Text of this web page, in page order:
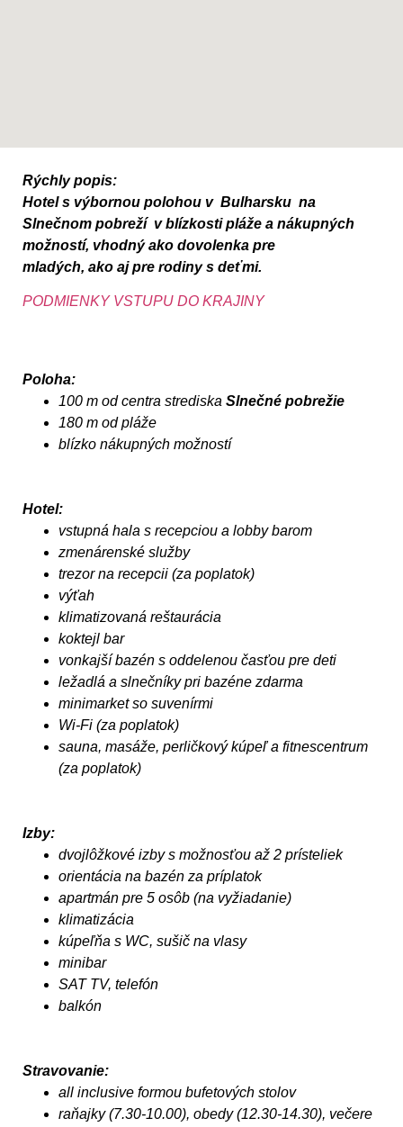
Rýchly popis:
Hotel s výbornou polohou v Bulharsku na
Slnečnom pobreží v blízkosti pláže a nákupných
možností, vhodný ako dovolenka pre
mladých, ako aj pre rodiny s deťmi.
PODMIENKY VSTUPU DO KRAJINY
Poloha:
100 m od centra strediska Slnečné pobrežie
180 m od pláže
blízko nákupných možností
Hotel:
vstupná hala s recepciou a lobby barom
zmenárenské služby
trezor na recepcii (za poplatok)
výťah
klimatizovaná reštaurácia
koktejl bar
vonkajší bazén s oddelenou časťou pre deti
ležadlá a slnečníky pri bazéne zdarma
minimarket so suvenírmi
Wi-Fi (za poplatok)
sauna, masáže, perličkový kúpeľ a fitnescentrum
(za poplatok)
Izby:
dvojlôžkové izby s možnosťou až 2 prísteliek
orientácia na bazén za príplatok
apartmán pre 5 osôb (na vyžiadanie)
klimatizácia
kúpeľňa s WC, sušič na vlasy
minibar
SAT TV, telefón
balkón
Stravovanie:
all inclusive formou bufetových stolov
raňajky (7.30-10.00), obedy (12.30-14.30), večere